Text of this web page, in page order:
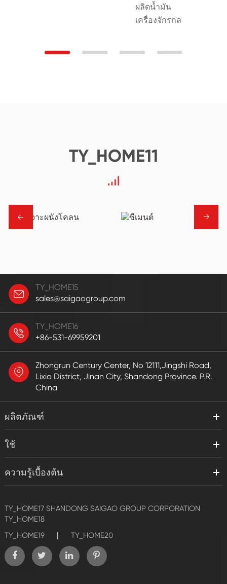
ผลิตน้ำมัน
เครื่องจักรกล
TY_HOME11
→ →
TY_HOME15
sales@saigaogroup.com
TY_HOME16
+86-531-69959201
Zhongrun Century Center, No 12111,Jingshi Road,
Lixia District, Jinan City, Shandong Province. P.R.
China
ผลิตภัณฑ์
ใช้
ความรู้เบื้องต้น
TY_HOME17 SHANDONG SAIGAO GROUP CORPORATION
TY_HOME18
TY_HOME19
| TY_HOME20